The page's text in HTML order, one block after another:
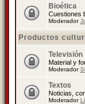
Bioética
Cuestiones
Moderador
Productos
Televisión
Material y
Moderador
Textos
Noticias,
Moderador